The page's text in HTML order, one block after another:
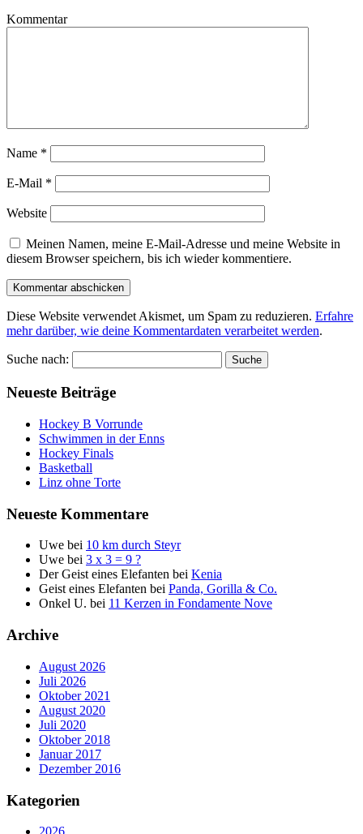
Kommentar
Name *
E-Mail *
Website
Meinen Namen, meine E-Mail-Adresse und meine Website in
diesem Browser speichern, bis ich wieder kommentiere.
Diese Website verwendet Akismet, um Spam zu reduzieren. Erfahre
mehr darüber, wie deine Kommentardaten verarbeitet werden.
Suche nach:
Neueste Beiträge
Hockey B Vorrunde
Schwimmen in der Enns
Hockey Finals
Basketball
Linz ohne Torte
Neueste Kommentare
Uwe bei 10 km durch Steyr
Uwe bei 3 x 3 = 9 ?
Der Geist eines Elefanten bei Kenia
Geist eines Elefanten bei Panda, Gorilla & Co.
Onkel U. bei 11 Kerzen in Fondamente Nove
Archive
August 2026
Juli 2026
Oktober 2021
August 2020
Juli 2020
Oktober 2018
Januar 2017
Dezember 2016
Kategorien